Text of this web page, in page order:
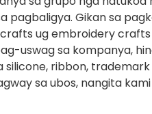
pagbaligya. Gikan sa
ug embroidery
uswag sa kompanya,
ribbon,
sa ubos, nangita